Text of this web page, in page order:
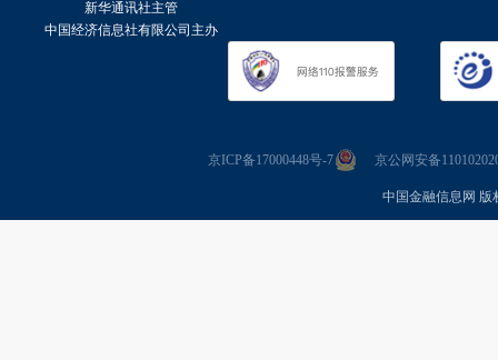
新华通讯社主管
中国经济信息社有限公司主办
京ICP备17000448号-7 京公网安备
中国金融信息网 版